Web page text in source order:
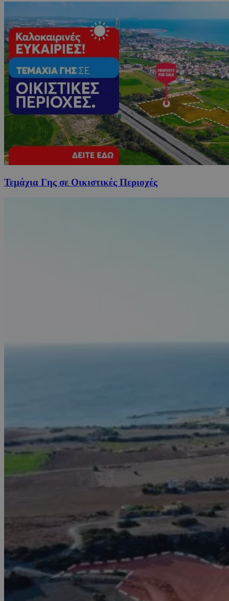
Τεμάχια Γης σε Οικιστικές Περιοχές